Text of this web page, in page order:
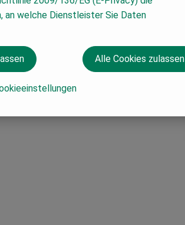
an welche Dienstleister Sie Daten
Alle Cookies zulassen